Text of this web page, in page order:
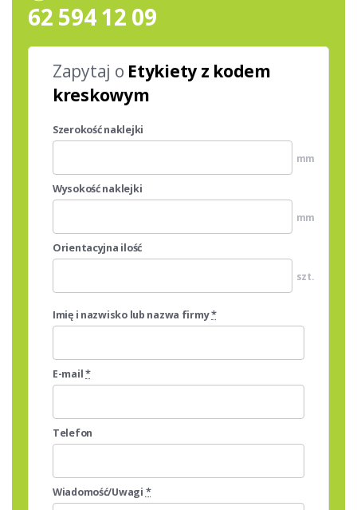
62 594 12 09
Zapytaj o Etykiety z kodem
kreskowym
Szerokość naklejki
mm
Wysokość naklejki
mm
Orientacyjna ilość
szt.
Imię i nazwisko lub nazwa firmy*
E-mail*
Telefon
Wiadomość/Uwagi *